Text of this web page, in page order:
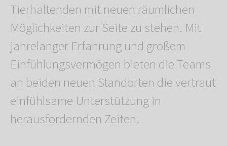
Tierhaltenden mit neuen räumlichen
Möglichkeiten zur Seite zu stehen. Mit
jahrelanger Erfahrung und großem
Einfühlungsvermögen bieten die Teams
an beiden neuen Standorten die vertraut
einfühlsame Unterstützung in
herausfordernden Zeiten.